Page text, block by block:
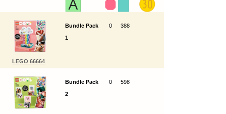
LEGO 66664
Bundle Pack
1
0 388
Bundle Pack
2
0 598